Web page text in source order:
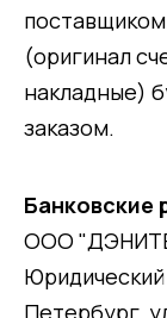
(оригинал
накладные)
заказом.
Банковские
ООО
Юридический
Петербург,